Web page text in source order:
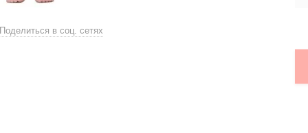
Поделиться в соц. сетях